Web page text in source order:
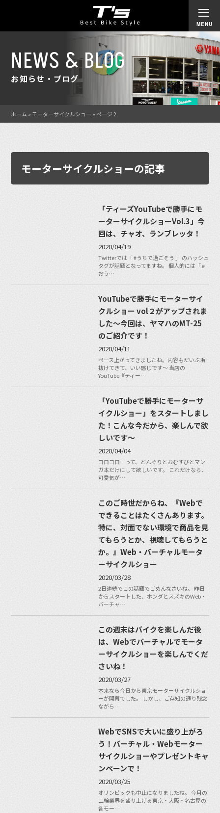
NEWS & BLOG
お知らせ・ブログ
ホーム » モーターサイクルショー »ページ 2
モーターサイクルショーの記事
「ティーズYouTubeで勝手にモ
ーターサイクルショーVol.3」今
回は、チャオ、ランブレッタ！
2020/04/19
Twitterでは「 #うちで過ごそう 」 のハッシュ
タグが話題となってますね。 個人的には「 #
おう…
YouTubeで勝手にモーターサイ
クルショー vol２がアップされま
した〜今回は、ヤマハのMT-25
のご紹介です！
2020/04/11
ペース上がってきましたね。内容もだいぶ垢
抜けてきて、いい感じです〜 当店の
YouTube『ティー…
「YouTubeで勝手にモーターサ
イクルショー」をスタートしまし
た！こんな今だから、楽しんで欲
しいです〜
2020/04/04
コロコロ…って、どんぐりとおむすびとマン
ガ本だけにして欲しいです。 これだけなら、
可愛気が…
このご時世だからね、『Webで
できることはたくさんあります。
特に、対面でない環境で商品を見
てもらうとか、視聴してもらうと
か。』Web・バーチャルモータ
ーサイクルショー
2020/03/28
2日連続でこの話題でごめんなさいね。 昨日
からスタートした、ホンダとスズキのWeb・
バーチャ…
この週末はバイクを楽しんだ後
は、Webでバーチャルでモータ
ーサイクルショーを楽しんでくだ
さいね！
2020/03/27
本来なら今日から東京モーターサイクルショ
ーが開幕でした。 しかし、ご存知の通り残念
ながら…
WebでSNSで大いに盛り上がろ
う！バーチャル・Webモーター
サイクルショーやプレゼントキャ
ンペーンで！
2020/03/25
オリンピックも中止になりましたね。 今月の
二輪業界を盛り上げる東京・大阪・名古屋の
各モー…